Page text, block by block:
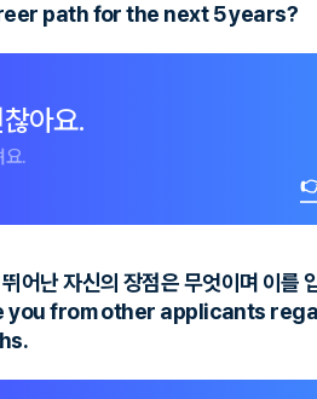
path for the next 5 years?
아요.
요.
어난 자신의 장점은 무엇이며 이를
from other applicants